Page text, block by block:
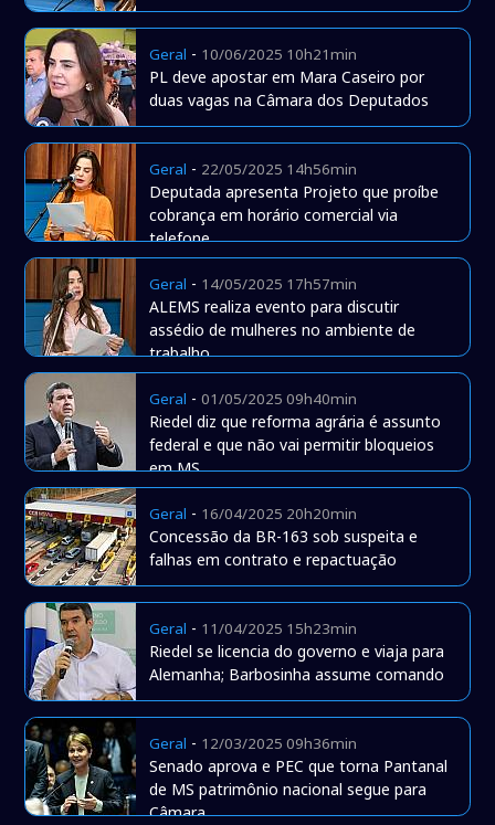
Geral - 10/06/2025 10h21min
PL deve apostar em Mara Caseiro por
duas vagas na Câmara dos Deputados
Geral - 22/05/2025 14h56min
Deputada apresenta Projeto que proíbe
cobrança em horário comercial via
telefone
Geral - 14/05/2025 17h57min
ALEMS realiza evento para discutir
assédio de mulheres no ambiente de
trabalho
Geral -01/05/2025 09h40min
Riedel diz que reforma agrária é assunto
federal e que não vai permitir bloqueios
em MS
Geral - 16/04/2025 20h20min
Concessão da BR-163 sob suspeita e
falhas em contrato e repactuação
Geral - 11/04/2025 15h23min
Riedel se licencia do governo e viaja para
Alemanha; Barbosinha assume comando
Geral - 12/03/2025 09h36min
Senado aprova e PEC que torna Pantanal
de MS patrimônio nacional segue para
Câmara